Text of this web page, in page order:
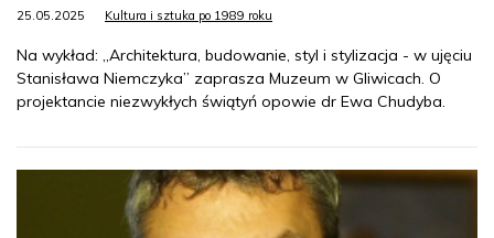
25.05.2025 Kultura i sztuka po 1989 roku
Na wykład: „Architektura, budowanie, styl i stylizacja - w ujęciu
Stanisława Niemczyka” zaprasza Muzeum w Gliwicach. O
projektancie niezwykłych świątyń opowie dr Ewa Chudyba.